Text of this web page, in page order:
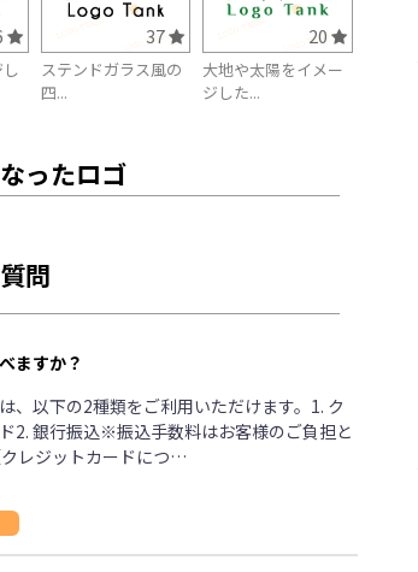
37
ステンドガラス風の
四...
20
大地や太陽をイメー
ジした...
ったロゴ
問
ますか？
、以下の2種類をご利用いただけます。1. ク
2. 銀行振込※振込手数料はお客様のご負担と
レジットカードにつ…